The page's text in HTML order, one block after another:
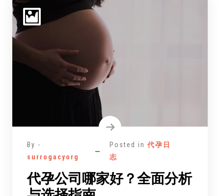
By -
surrogacyorg
Posted in代孕日
志
代孕公司哪家好？全面分析